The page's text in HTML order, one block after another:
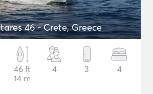
46 - Crete, Greece
46 ft
14 m
4 3 4